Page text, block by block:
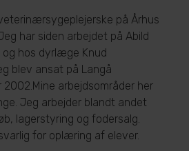
på Århus
har siden arbejdet på Abild
og hos dyrlæge Knud
blev ansat på Langå
2002. Mine arbejdsområder her
Jeg arbejder blandt andet
lagerstyring og fodersalg.
for oplæring af elever.